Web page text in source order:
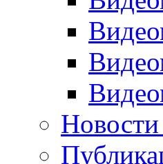
Новости